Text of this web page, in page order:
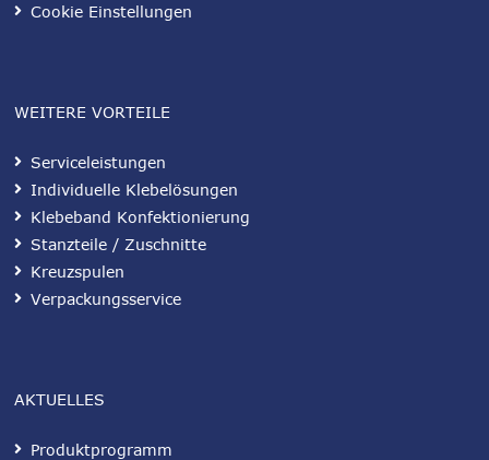
Cookie Einstellungen
WEITERE VORTEILE
Serviceleistungen
Individuelle Klebelösungen
Klebeband Konfektionierung
Stanzteile / Zuschnitte
Kreuzspulen
Verpackungsservice
AKTUELLES
Produktprogramm